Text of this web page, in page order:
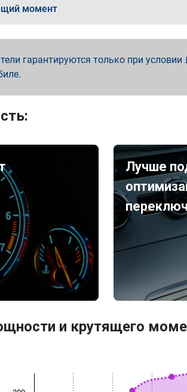
момент
гарантируются только при
Лучше
и крутящего